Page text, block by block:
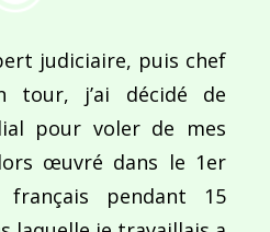
judiciaire, puis chef
tour, j’ai décidé de
pour voler de mes
œuvré dans le 1er
pendant 15